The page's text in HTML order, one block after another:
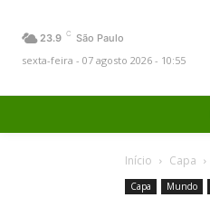
23.9 C São Paulo
sexta-feira - 07 agosto 2026 - 10:55
Início Capa
Capa Mundo